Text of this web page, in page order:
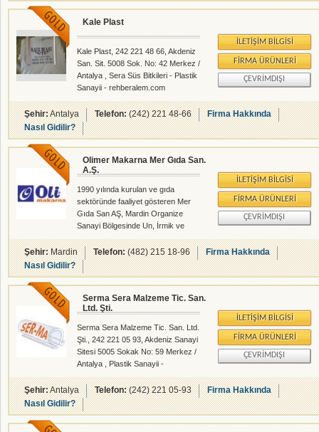
Kale Plast
Kale Plast, 242 221 48 66, Akdeniz
San. Sit. 5008 Sok. No: 42 Merkez /
Antalya , Sera Süs Bitkileri - Plastik
Sanayii - rehberalem.com
alanlarında faliyet gösteren
firmamızdır.
İLETIŞIM BILGISI
FIRMA ÜRÜNLERI
ÇEVRIMDIŞI
Şehir:Antalya Telefon:(242) 221 48-66
Firma Hakkında
Nasıl Gidilir?
Olimer Makarna Mer Gıda San.
A.Ş.
1990 yılında kurulan ve gıda
sektöründe faaliyet gösteren Mer
Gıda San AŞ, Mardin Organize
Sanayi Bölgesinde Un, İrmik ve
Makarna üretimini
gerçekleştirmektedir.16.640.m2
açık ve 6.773.m2 kapalı alana
sahiptir. 1994 yılında Un üretimi ile
imalata başlayan Mer Gıda ,
Üretimin ikinci ve üçüncü ayağı
olan irmik ve makarna yatırımlarını
makarna tesisini faaliyete
BÜHLER AG firmasından almış
olan Mer Gıda, kendi alanında
dünyada kullan
İLETIŞIM BILGISI
FIRMA ÜRÜNLERI
ÇEVRIMDIŞI
Şehir:Mardin Telefon:(482) 215 18-96
Firma Hakkında
Nasıl Gidilir?
Serma Sera Malzeme Tic. San.
Ltd. Şti.
Serma Sera Malzeme Tic. San. Ltd.
Şti., 242 221 05 93, Akdeniz Sanayi
Sitesi 5005 Sokak No: 59 Merkez /
Antalya , Plastik Sanayii -
rehberalem.com alanlarında faliyet
gösteren firmamızdır.
İLETIŞIM BILGISI
FIRMA ÜRÜNLERI
ÇEVRIMDIŞI
Şehir:Antalya Telefon:(242) 221 05-93
Firma Hakkında
Nasıl Gidilir?